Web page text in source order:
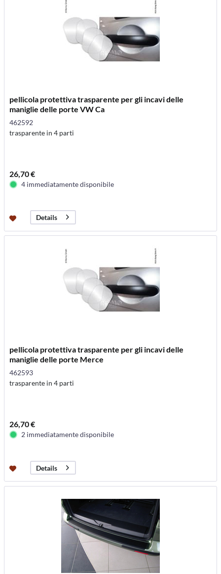
pellicola protettiva trasparente per gli incavi delle
maniglie delle porte VW Ca
462592
trasparente in 4 parti
26,70 €
4 immediatamente disponibile
Details
pellicola protettiva trasparente per gli incavi delle
maniglie delle porte Merce
462593
trasparente in 4 parti
26,70 €
2 immediatamente disponibile
Details